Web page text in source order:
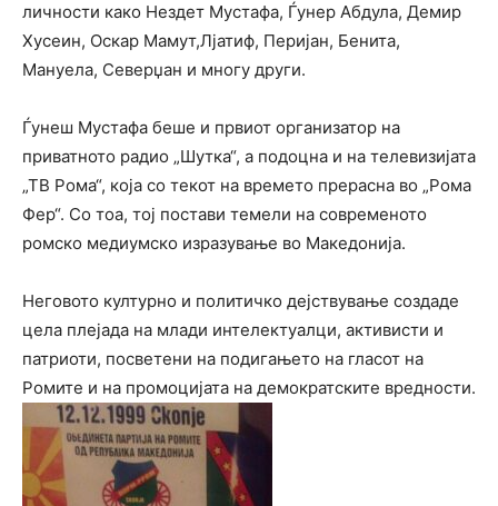
личности како Нездет Мустафа, Ѓунер Абдула, Демир
Хусеин, Оскар Мамут,Лјатиф, Перијан, Бенита,
Мануела, Северџан и многу други.
Ѓунеш Мустафа беше и првиот организатор на
приватното радио „Шутка“, а подоцна и на телевизијата
„ТВ Рома“, која со текот на времето прерасна во „Рома
Фер“. Со тоа, тој постави темели на современото
ромско медиумско изразување во Македонија.
Неговото културно и политичко дејствување создаде
цела плејада на млади интелектуалци, активисти и
патриоти, посветени на подигањето на гласот на
Ромите и на промоцијата на демократските вредности.